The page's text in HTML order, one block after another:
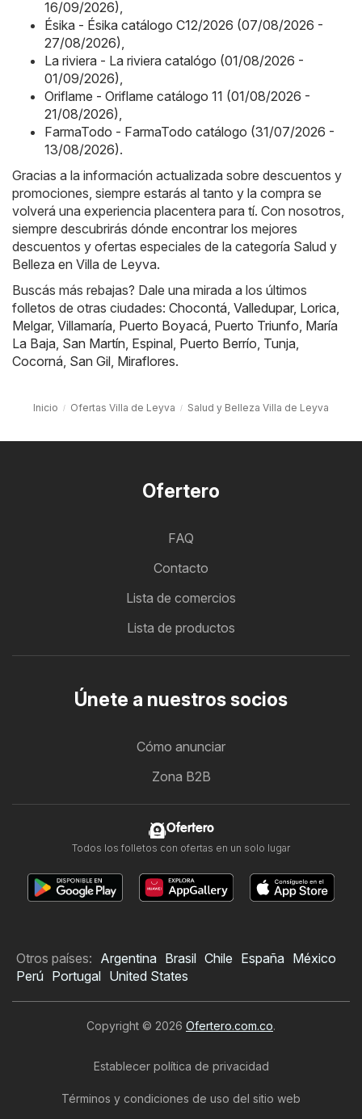
16/09/2026)
Ésika - Ésika catálogo C12/2026 (07/08/2026 -
27/08/2026)
La riviera - La riviera catalógo (01/08/2026 -
01/09/2026)
Oriflame - Oriflame catálogo 11 (01/08/2026 -
21/08/2026)
FarmaTodo - FarmaTodo catálogo (31/07/2026 -
13/08/2026).
Gracias a la información actualizada sobre descuentos y
promociones, siempre estarás al tanto y la compra se
volverá una experiencia placentera para tí. Con nosotros,
siempre descubrirás dónde encontrar los mejores
descuentos y ofertas especiales de la categoría Salud y
Belleza en Villa de Leyva.
Buscás más rebajas? Dale una mirada a los últimos
folletos de otras ciudades: Chocontá Valledupar, Lorica
Melgar, Villamaría Puerto Boyacá Puerto Triunfo María
La Baja San Martín Espinal Puerto Berrío Tunja
Cocorná San Gil Miraflores.
Inicio Ofertas Villa de Leyva Salud y Belleza Villa de Leyva
Ofertero
FAQ
Contacto
Lista de comercios
Lista de productos
Únete a nuestros socios
Cómo anunciar
Zona B2B
Ofertero
Todos los folletos con ofertas en un solo lugar
Otros países: Argentina Brasil Chile España México
Perú Portugal United States
Copyright © 2026 Ofertero.com.co.
Establecer política de privacidad
Términos y condiciones de uso del sitio web